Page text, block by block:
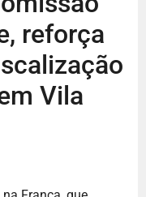
reforça
Vila